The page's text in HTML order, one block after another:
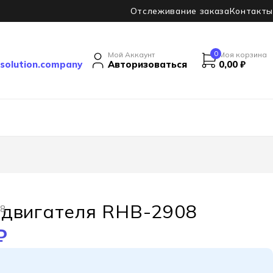
Отслеживание заказаКонтакты
Мой Аккаунт
Авторизоваться
0 Моя корзина
0,00 ₽
RHB-2908